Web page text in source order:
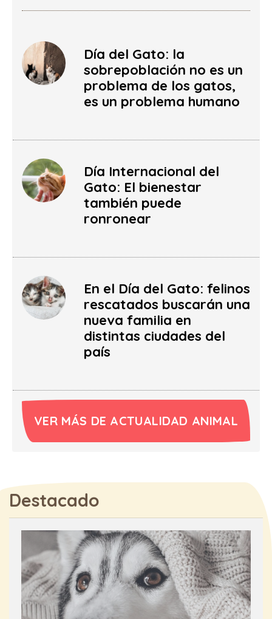
Día del Gato: la
sobrepoblación no es un
problema de los gatos,
es un problema humano
Día Internacional del
Gato: El bienestar
también puede
ronronear
En el Día del Gato: felinos
rescatados buscarán una
nueva familia en
distintas ciudades del
país
VER MÁS DE ACTUALIDAD ANIMAL
Destacado